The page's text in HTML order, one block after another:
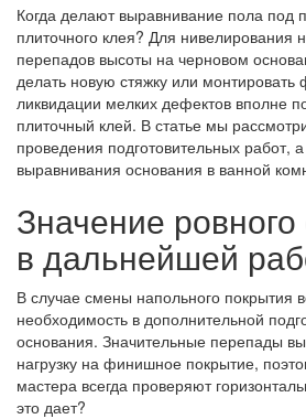
Когда делают выравнивание пола под
плиточного клея? Для нивелирования
перепадов высоты на черновом
делать новую стяжку или
ликвидации мелких дефектов вполне
плиточный клей. В статье мы
проведения подготовительных работ,
выравнивания основания в ванной
Значение
в дальнейшей
В случае смены напольного покрытия
необходимость в дополнительной
основания. Значительные перепады
нагрузку на финишное покрытие,
мастера всегда проверяют
это дает?